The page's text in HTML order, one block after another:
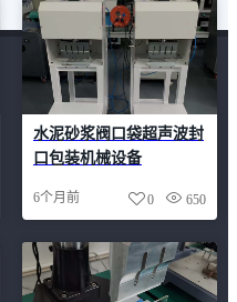
水泥砂浆阀口袋超声波封
口包装机械设备
6个月前 650
0